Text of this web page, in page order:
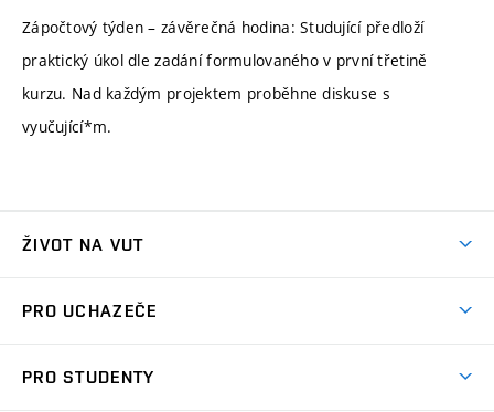
Zápočtový týden – závěrečná hodina: Studující předloží
praktický úkol dle zadání formulovaného v první třetině
kurzu. Nad každým projektem proběhne diskuse s
vyučující*m.
ŽIVOT NA VUT
Koleje
PRO UCHAZEČE
PRO STUDENTY